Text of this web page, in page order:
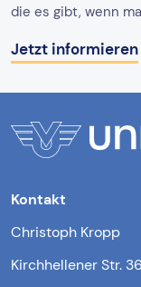
die es gibt, wenn
Jetzt informieren
Kontakt
Christoph Kropp
Kirchhellener Str.